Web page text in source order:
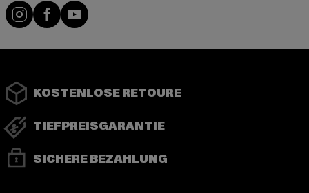
Instagram
FacebookYouTube
KOSTENLOSE RETOURE
TIEFPREISGARANTIE
SICHERE BEZAHLUNG